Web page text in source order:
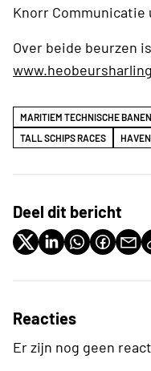
Knorr
Over beide beurzen
MARITIEM TECHNISCHE
TALL SCHIPS RACES
Deel dit bericht
Reacties
Er zijn nog geen